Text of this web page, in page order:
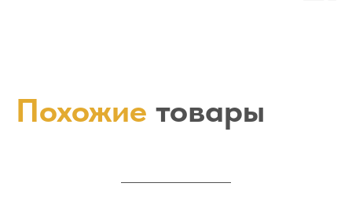
Похожие товары